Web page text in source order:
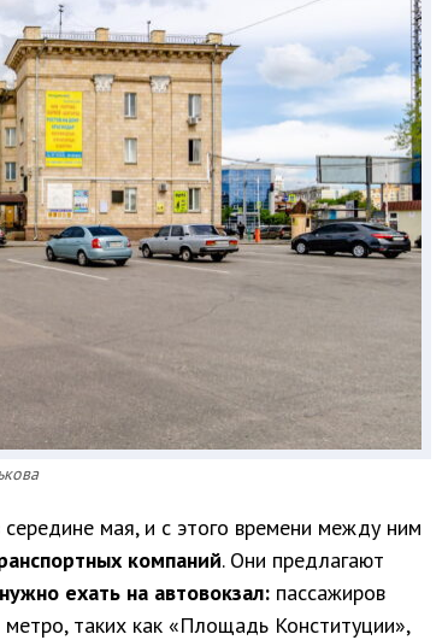
мая, и с этого времени между ним
компаний. Они предлагают
ехать на автовокзал:пассажиров
таких как «Площадь Конституции»,